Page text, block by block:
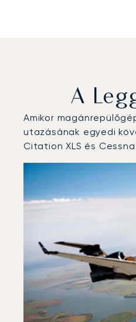
A
Amikor
utazásának egyedi
Citation XLS és
Palma de Mallorca
Repülőgép fotója
Ülőhelyek
Hatótávolság (km)